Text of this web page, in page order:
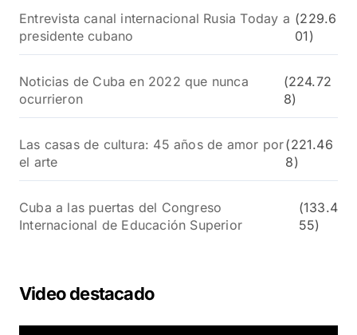
Entrevista canal internacional Rusia Today a
presidente cubano
(229.6
01)
Noticias de Cuba en 2022 que nunca
ocurrieron
(224.72
8)
Las casas de cultura: 45 años de amor por
el arte
(221.46
8)
Cuba a las puertas del Congreso
Internacional de Educación Superior
(133.4
55)
Video destacado